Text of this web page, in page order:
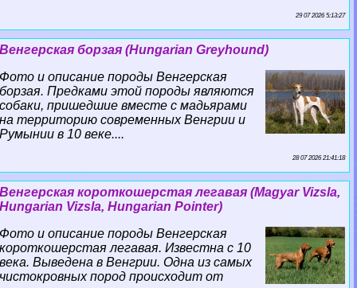
29 07 2026 5:13:27
Венгерская борзая (Hungarian Greyhound)
Фото и описание породы Венгерская
борзая. Предками этой породы являются
собаки, пришедшие вместе с мадьярами
на территорию современных Венгрии и
Румынии в 10 веке....
28 07 2026 21:41:18
Венгерская короткошерстая легавая (Magyar Vizsla,
Hungarian Vizsla, Hungarian Pointer)
Фото и описание породы Венгерская
короткошерстая легавая. Известна с 10
века. Выведена в Венгрии. Одна из самых
чистокровных пород происходит от